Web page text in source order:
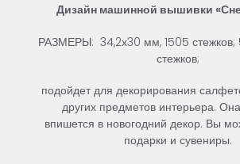
Дизайн машинной вышивки «
РАЗМЕРЫ: 34,2х30 мм, 1505
стежков;
подойдет для декорирования
других предметов интерьера.
впишется в новогодний декор. Вы
подарки и сувениры.